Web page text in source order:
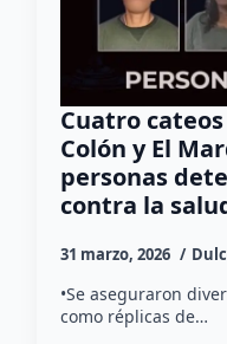
Cuatro
Colón y El
personas
contra la
31 marzo, 2026
•Se aseguraron
como réplicas de…